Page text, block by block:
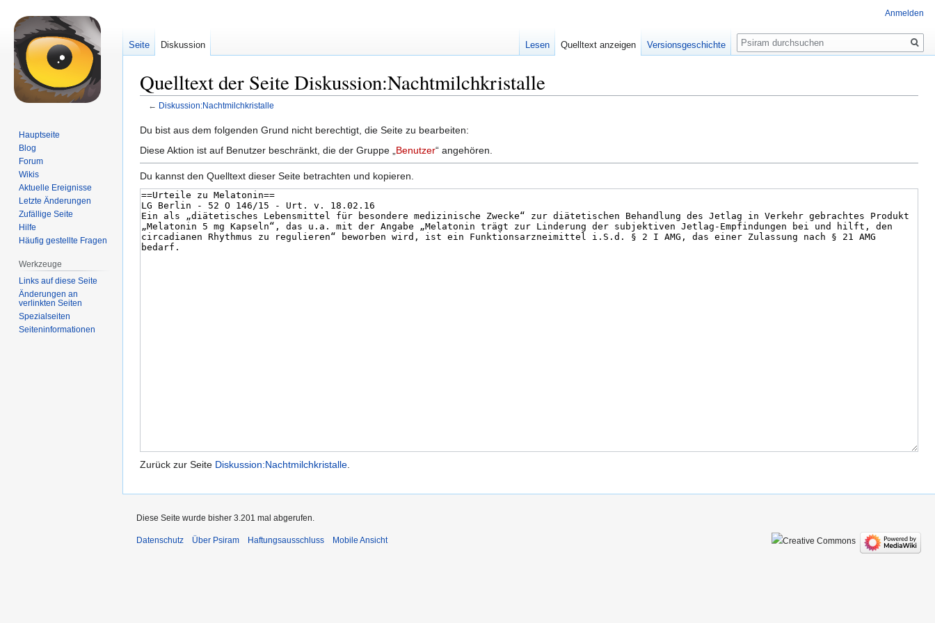
Quelltext der Seite Diskussion:Nachtmilchkristalle
← Diskussion:Nachtmilchkristalle
Zur
Navigation
Zur
Suche
Du bist aus dem folgenden Grund nicht berechtigt, die Seite zu bearbeiten:
Diese Aktion ist auf Benutzer beschränkt, die der Gruppe „ Benutzer“ angehören.
Du kannst den Quelltext dieser Seite betrachten und kopieren.
Zurück zur Seite Diskussion:Nachtmilchkristalle.
Anmelden
Seite Diskussion Lesen Quelltext anzeigen Versionsgeschichte
Suche
Hauptseite
Blog
Forum
Wikis
Aktuelle Ereignisse
Letzte Änderungen
Zufällige Seite
Hilfe
Häufig gestellte Fragen
Werkzeuge
Links auf diese Seite
Änderungen an
verlinkten Seiten
Spezialseiten
Seiten­informationen
Diese Seite wurde bisher 3.201 mal abgerufen.
Datenschutz Über Psiram Haftungsausschluss Mobile Ansicht